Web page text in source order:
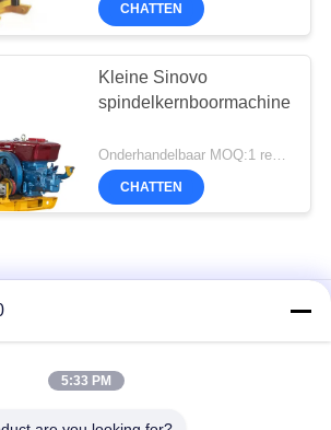
CHATTEN
Kleine Sinovo
spindelkernboormachine
Onderhandelbaar MOQ:1 reeks
CHATTEN
perfect voor boorprojecten
Rig Ontdek Versatiliteit Ervaring
5:33 PM